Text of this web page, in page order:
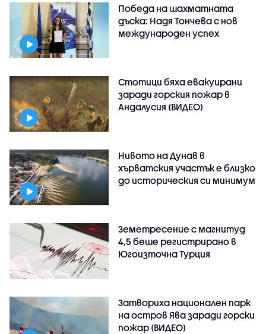
Победа на шахматната
дъска: Надя Тончева с нов
международен успех
Стотици бяха евакуирани
заради горския пожар в
Андалусия (ВИДЕО)
Нивото на Дунав в
хърватския участък е близко
до историческия си минимум
Земетресение с магнитуд
4,5 беше регистрирано в
Югоизточна Турция
Затвориха национален парк
на остров Ява заради горски
пожар (ВИДЕО)